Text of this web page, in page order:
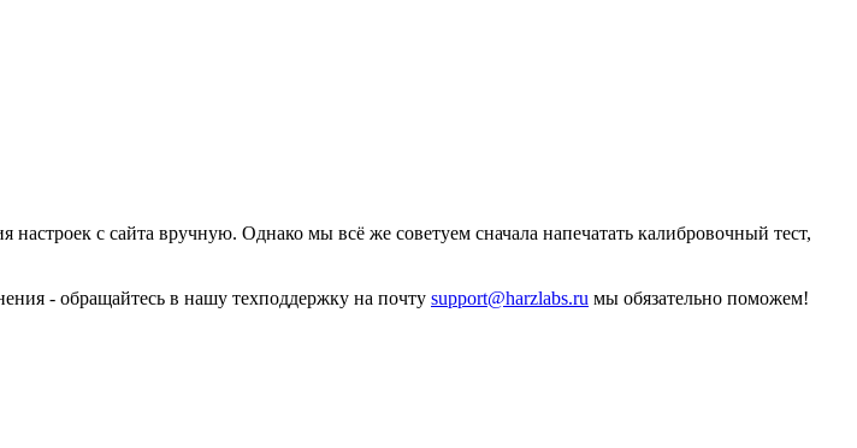
с сайта вручную. Однако мы всё же советуем сначала напечатать калибровочный тест,
- обращайтесь в нашу техподдержку на почту support@harzlabs.ru мы обязательно поможем!